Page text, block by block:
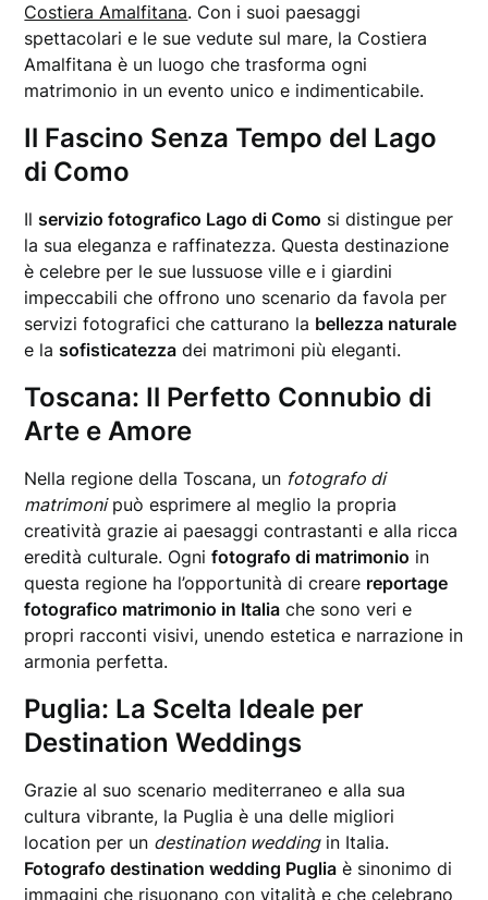
Costiera Amalfitana. Con i suoi paesaggi
spettacolari e le sue vedute sul mare, la Costiera
Amalfitana è un luogo che trasforma ogni
matrimonio in un evento unico e indimenticabile.
Il Fascino Senza Tempo del Lago
di Como
Ilservizio fotografico Lago di Como si distingue per
la sua eleganza e raffinatezza. Questa destinazione
è celebre per le sue lussuose ville e i giardini
impeccabili che offrono uno scenario da favola per
servizi fotografici che catturano la bellezza naturale
e lasofisticatezza dei matrimoni più eleganti.
Toscana: Il Perfetto Connubio di
Arte e Amore
Nella regione della Toscana, un fotografo di
matrimonipuò esprimere al meglio la propria
creatività grazie ai paesaggi contrastanti e alla ricca
eredità culturale. Ognifotografo di matrimonio in
questa regione ha l’opportunità di creare reportage
fotografico matrimonio in Italia che sono veri e
propri racconti visivi, unendo estetica e narrazione in
armonia perfetta.
Puglia: La Scelta Ideale per
Destination Weddings
Grazie al suo scenario mediterraneo e alla sua
cultura vibrante, la Puglia è una delle migliori
location per un destination weddingin Italia.
Fotografo destination wedding Puglia è sinonimo di
immagini che risuonano con vitalità e che celebrano